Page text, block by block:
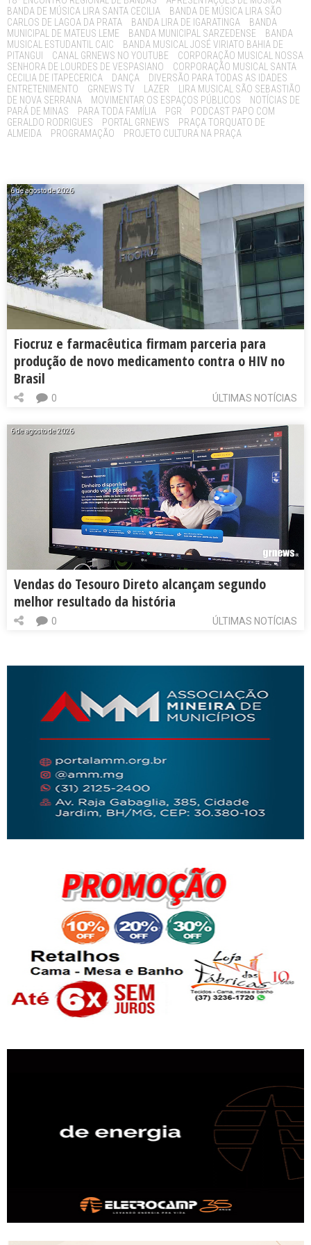
BANDA DE MÚSICA LIRA SANTA CECILIA
BANDA DE MÚSICA LIRA SÃO
CARLOS DE LAGOA DA PRATA
BANDA LIRA DE IGARATINGA
BANDA
MUNICIPAL DE MATEUS LEME
BANDA MUNICIPAL SARZEDENSE
BANDA
MUSICAL ESTUDANTIL CAIC
BANDA MUSICAL JOSÉ VIRIATO BAHIA DE
PITANGUI
CANAL GRNEWS NO YOUTUBE
CORPORAÇÃO MUSICAL NOSSA
SENHORA DE LOURDES DE VESPASIANO
CORPORAÇÃO MUSICAL SANTA
CECILIA DE ITAPECERICA
DANÇA
DIVERSÃO PARA TODAS AS IDADES
ENTRETENIMENTO
GRNEWS TV LAZER
LIRA MUSICAL SÃO SEBASTIÃO
DE NOVA SERRANA
MOVIMENTAR OS ESPAÇOS PÚBLICOS
NOTÍCIAS DE
PARÁ DE MINAS
PARA TODA FAMÍLIA PGR
PODCAST PAPO COM
GERALDO RODRIGUES
PORTAL GRNEWS
PRAÇA TORQUATO DE
ALMEIDA
PROGRAMAÇÃO PROJETO CULTURA NA PRAÇA
6 de agosto de 2026
Fiocruz e farmacêutica firmam parceria para
produção de novo medicamento contra o HIV no
Brasil
ÚLTIMAS NOTÍCIAS
0
6 de agosto de 2026
Vendas do Tesouro Direto alcançam segundo
melhor resultado da história
ÚLTIMAS NOTÍCIAS
0